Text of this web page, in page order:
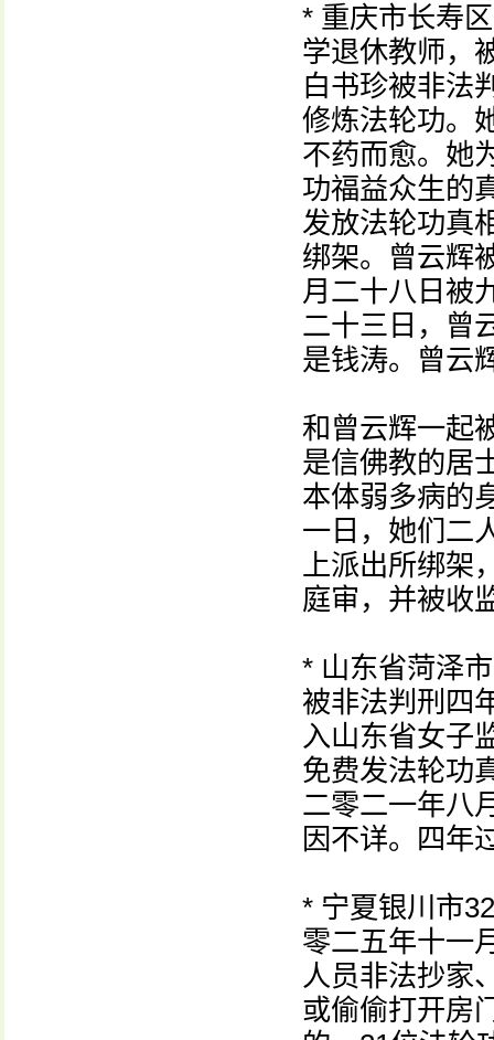
* 重庆市长寿
学退休教师，
白书珍被非法
修炼法轮功。
不药而愈。她
功福益众生的
发放法轮功真
绑架。曾云辉
月二十八日被
二十三日，曾
是钱涛。曾云
和曾云辉一起
是信佛教的居
本体弱多病的
一日，她们二
上派出所绑架
庭审，并被收
* 山东省菏泽
被非法判刑四
入山东省女子
免费发法轮功
二零二一年八
因不详。四年
* 宁夏银川市
零二五年十一
人员非法抄家
或偷偷打开房